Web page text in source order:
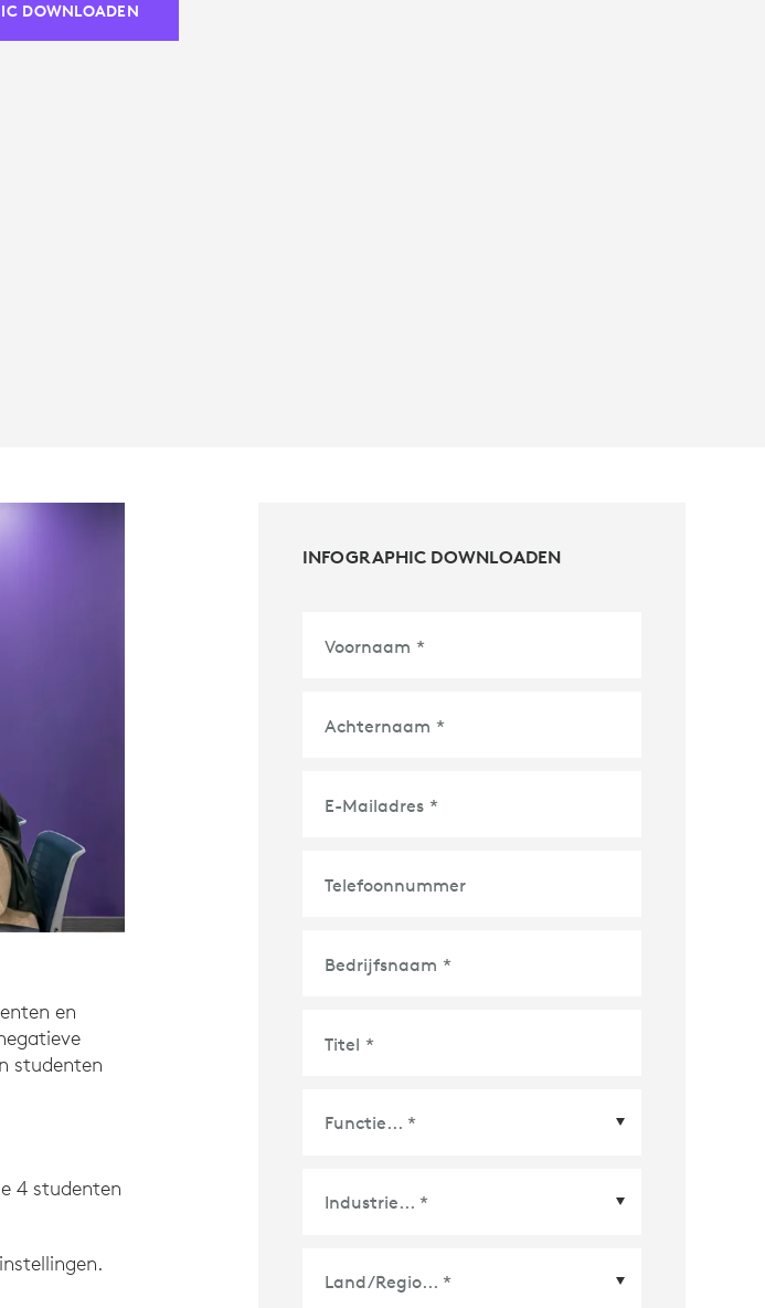
DOWNLOADEN
en
studenten
4 studenten
INFOGRAPHIC DOWNLOADEN
Voornaam *
Achternaam *
E-Mailadres *
Telefoonnummer
Bedrijfsnaam *
Titel *